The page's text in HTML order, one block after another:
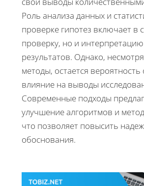
Роль анализа данных и
проверке гипотез включает в
проверку, но и
результатов. Однако,
методы, остается
влияние на выводы
Современные подходы
улучшение алгоритмов и
что позволяет повысить
обоснования.